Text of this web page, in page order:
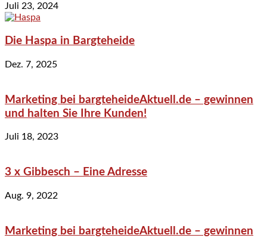
Juli 23, 2024
Die Haspa in Bargteheide
Dez. 7, 2025
Marketing bei bargteheideAktuell.de – gewinnen
und halten Sie Ihre Kunden!
Juli 18, 2023
3 x Gibbesch – Eine Adresse
Aug. 9, 2022
Marketing bei bargteheideAktuell.de – gewinnen